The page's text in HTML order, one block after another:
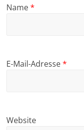
Name*
E-Mail-Adresse*
Website